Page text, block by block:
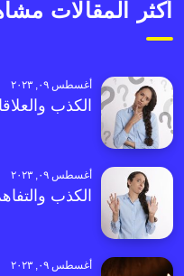
أكثر المقالات
أغسطس ٠٩, ٢٠٢٣
الكذب
أغسطس ٠٩, ٢٠٢٣
الكذب
أغسطس ٠٩, ٢٠٢٣